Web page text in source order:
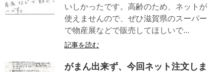
いしかったです。高齢のため、ネットが
使えませんので、ぜひ滋賀県のスーパー
で物産展などで販売してほしいで...
記事を読む
がまん出来ず、今回ネット注文しま